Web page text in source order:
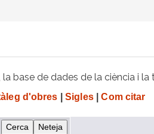
base de dades de la ciència i
d'obres Sigles| Com citar